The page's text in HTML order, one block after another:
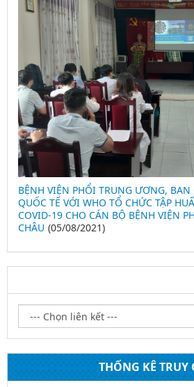
BỆNH VIỆN PHỔI TRUNG ƯƠNG, BAN
QUỐC TẾ VỚI WHO TỔ CHỨC TẬP
COVID-19 CHO CÁN BỘ BỆNH VIỆN
CHÂU (05/08/2021)
THỐNG KÊ TRUY